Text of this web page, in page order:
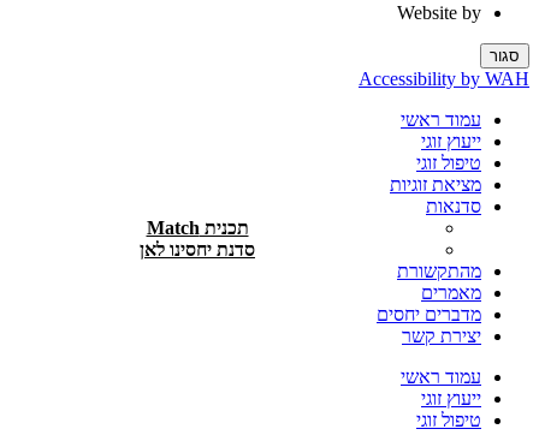
Website by
סגור
Accessibility by WAH
עמוד ראשי
ייעוץ זוגי
טיפול זוגי
מציאת זוגיות
סדנאות
תכנית Match
סדנת יחסינו לאן
מהתקשורת
מאמרים
מדברים יחסים
יצירת קשר
עמוד ראשי
ייעוץ זוגי
טיפול זוגי